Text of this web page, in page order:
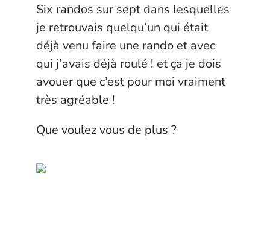
Six randos sur sept dans lesquelles
je retrouvais quelqu’un qui était
déjà venu faire une rando et avec
qui j’avais déjà roulé ! et ça je dois
avouer que c’est pour moi vraiment
très agréable !
Que voulez vous de plus ?